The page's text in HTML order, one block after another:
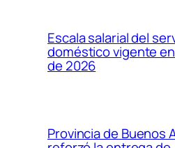
Escala salarial del
doméstico vigente
de 2026
Provincia de Buenos